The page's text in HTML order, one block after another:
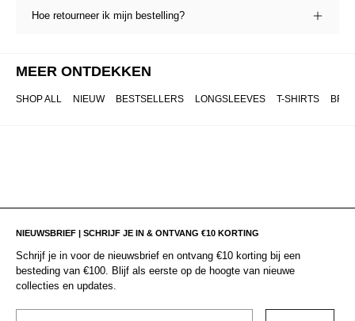
Hoe retourneer ik mijn bestelling?
MEER ONTDEKKEN
SHOP ALL NIEUW BESTSELLERS LONGSLEEVES T-SHIRTS
NIEUWSBRIEF | SCHRIJF JE IN & ONTVANG €10 KORTING
Schrijf je in voor de nieuwsbrief en ontvang €10 korting bij een
besteding van €100. Blijf als eerste op de hoogte van nieuwe
collecties en updates.
Email